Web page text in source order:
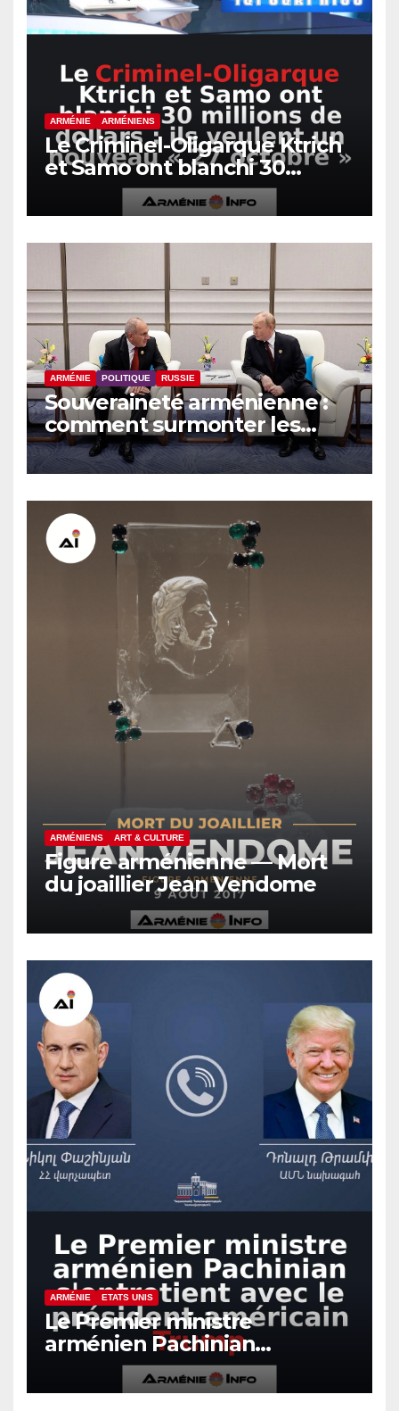
ARMÉNIE ARMÉNIENS
Le Criminel-Oligarque Ktrich
et Samo ont blanchi 30
millions de dollars : ils
veulent un nouveau « 27
ARMÉNIE POLITIQUE RUSSIE
Souveraineté arménienne :
comment surmonter les
sanctions russes, selon
Hovsep Khurshudyan
ARMÉNIENS ART & CULTURE
Figure arménienne — Mort
du joaillier Jean Vendome
ARMÉNIE ETATS UNIS
Le Premier ministre
arménien Pachinian
s’entretient avec le président
américain Trump